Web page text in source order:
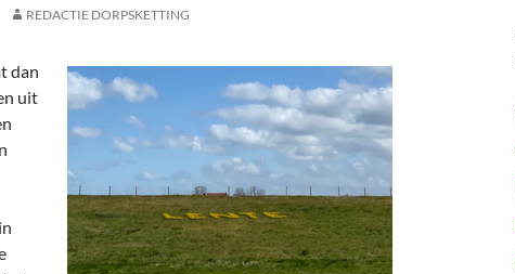
REDACTIE DORPSKETTING
dan
uit